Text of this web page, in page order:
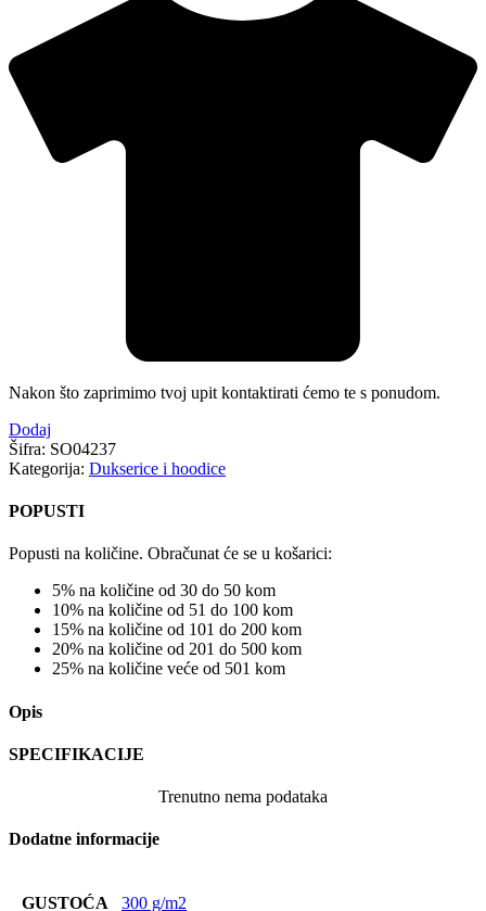
Nakon što zaprimimo tvoj upit kontaktirati ćemo te s ponudom.
Dodaj
Šifra: SO04237
Kategorija: Dukserice i hoodice
POPUSTI
Popusti na količine. Obračunat će se u košarici:
5% na količine od 30 do 50 kom
10% na količine od 51 do 100 kom
15% na količine od 101 do 200 kom
20% na količine od 201 do 500 kom
25% na količine veće od 501 kom
Opis
SPECIFIKACIJE
Trenutno nema podataka
Dodatne informacije
GUSTOĆA 300 g/m2